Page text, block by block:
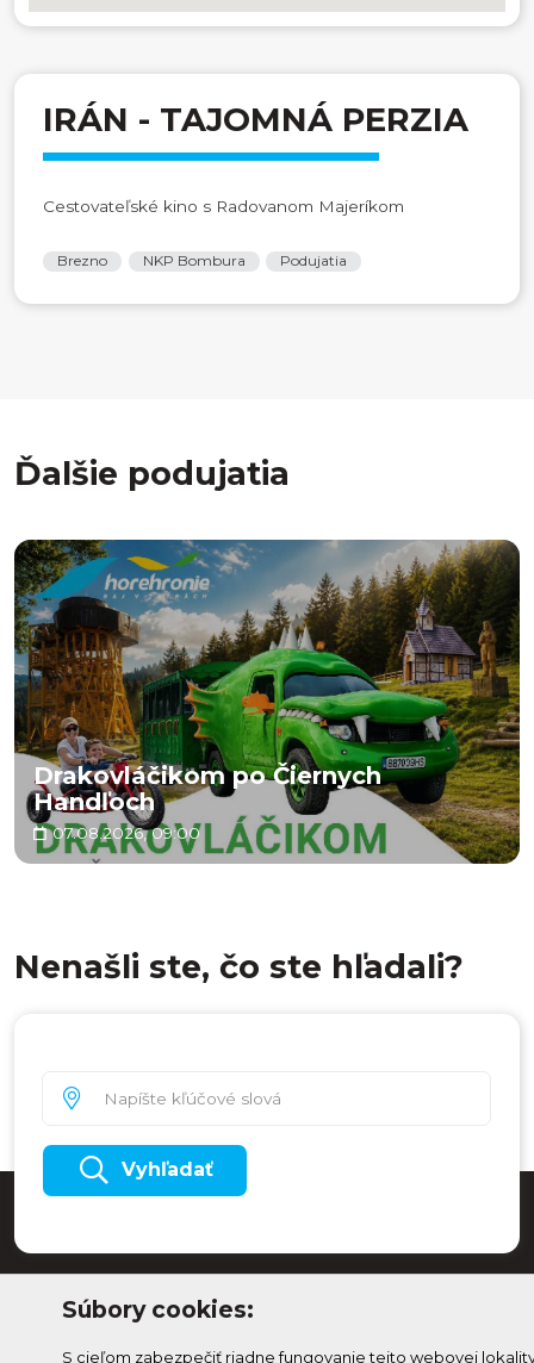
IRÁN - TAJOMNÁ PERZIA
Cestovateľské kino s Radovanom Majeríkom
Brezno NKP Bombura Podujatia
Ďalšie podujatia
Drakovláčikom po Čiernych
Handľoch
07.08.2026, 09:00
Nenašli ste, čo ste hľadali?
Vyhľadať
Súbory cookies:
S cieľom zabezpečiť riadne fungovanie tejto webovej